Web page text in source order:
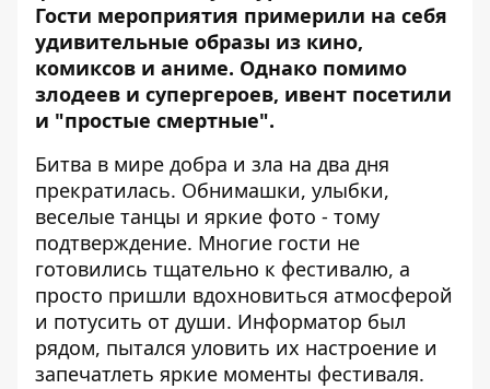
Гости мероприятия примерили на себя
удивительные образы из кино,
комиксов и аниме. Однако помимо
злодеев и супергероев, ивент посетили
и "простые смертные".
Битва в мире добра и зла на два дня
прекратилась. Обнимашки, улыбки,
веселые танцы и яркие фото - тому
подтверждение. Многие гости не
готовились тщательно к фестивалю, а
просто пришли вдохновиться атмосферой
и потусить от души. Информатор был
рядом, пытался уловить их настроение и
запечатлеть яркие моменты фестиваля.